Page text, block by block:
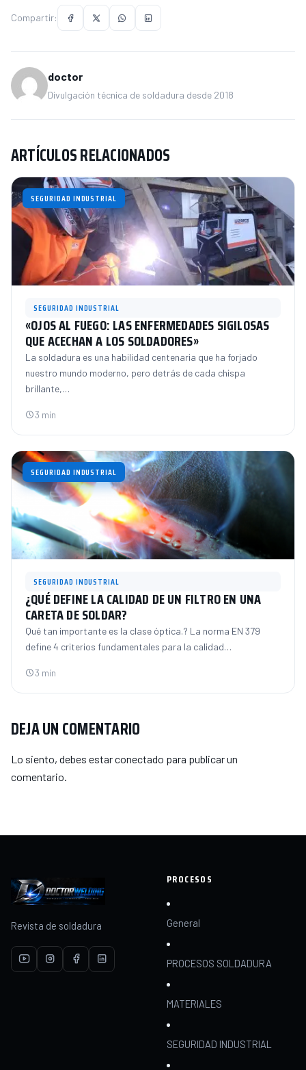
Compartir:
doctor
Divulgación técnica de soldadura desde 2018
ARTÍCULOS RELACIONADOS
SEGURIDAD INDUSTRIAL
SEGURIDAD INDUSTRIAL
«OJOS AL FUEGO: LAS ENFERMEDADES SIGILOSAS
QUE ACECHAN A LOS SOLDADORES»
La soldadura es una habilidad centenaria que ha forjado
nuestro mundo moderno, pero detrás de cada chispa
brillante,…
3 min
SEGURIDAD INDUSTRIAL
SEGURIDAD INDUSTRIAL
¿QUÉ DEFINE LA CALIDAD DE UN FILTRO EN UNA
CARETA DE SOLDAR?
Qué tan importante es la clase óptica.? La norma EN 379
define 4 criterios fundamentales para la calidad…
3 min
DEJA UN COMENTARIO
Lo siento, debes estarconectado para publicar un
comentario.
Revista de soldadura
PROCESOS
General
PROCESOS SOLDADURA
MATERIALES
SEGURIDAD INDUSTRIAL